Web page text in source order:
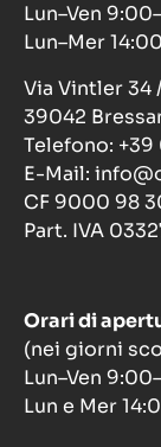
Lun–Ven
Lun–Mer
Via Vintler 34
39042
Telefono:
E-Mail:
CF 9000 98
Part. IVA
Orari di
(nei giorni
Lun–Ven
Lun e Mer